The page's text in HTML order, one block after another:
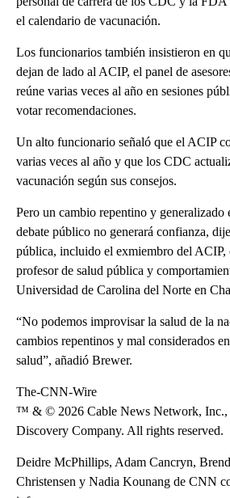
el calendario de vacunación.
Los funcionarios también insistieron en
dejan de lado al ACIP, el panel de
reúne varias veces al año en sesiones
votar recomendaciones.
Un alto funcionario señaló que el ACIP
varias veces al año y que los CDC
vacunación según sus consejos.
Pero un cambio repentino y generalizado
debate público no generará confianza,
pública, incluido el exmiembro del
profesor de salud pública y
Universidad de Carolina del Norte en
“No podemos improvisar la salud de la
cambios repentinos y mal considerados
salud”, añadió Brewer.
The-CNN-Wire
™ & © 2026 Cable News Network, Inc.,
Discovery Company. All rights reserved.
Deidre McPhillips, Adam Cancryn,
Christensen y Nadia Kounang de CNN